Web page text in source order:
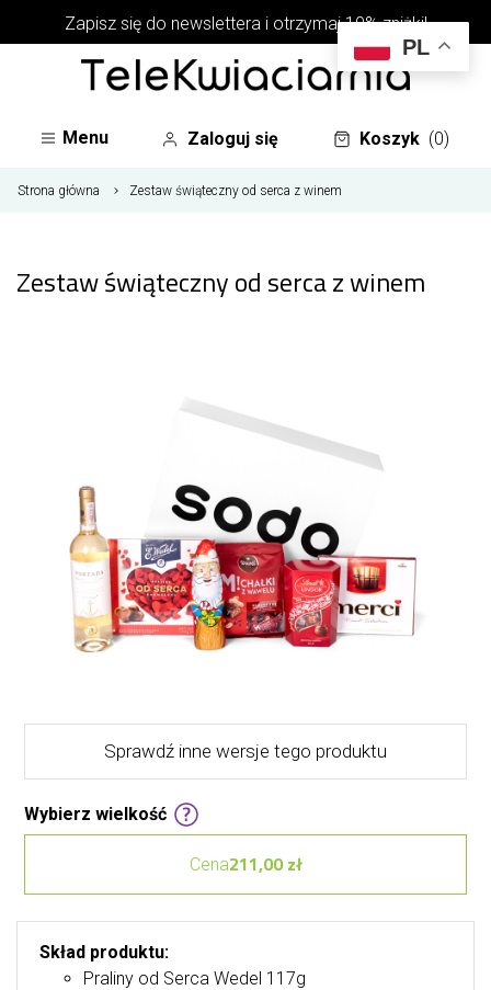
Zapisz się do newslettera i otrzymaj 10% zniżki!
Menu Zaloguj się Koszyk (0)
Strona główna Zestaw świąteczny od serca z winem
Zestaw świąteczny od serca z winem
Sprawdź inne wersje tego produktu
Wybierz wielkość
Cena211,00 zł
Skład produktu:
Praliny od Serca Wedel 117g
PL